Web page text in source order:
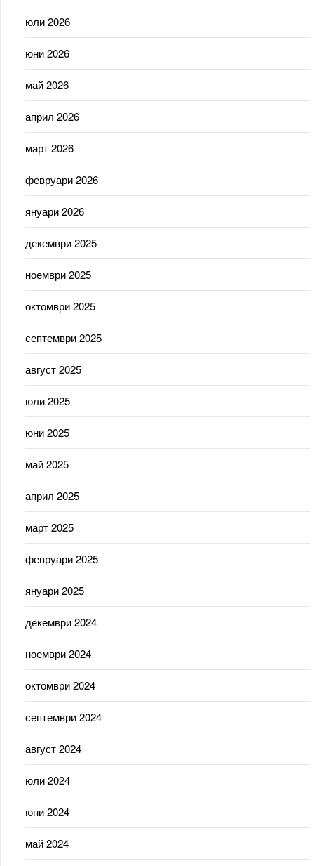
юли 2026
юни 2026
май 2026
април 2026
март 2026
февруари 2026
януари 2026
декември 2025
ноември 2025
октомври 2025
септември 2025
август 2025
юли 2025
юни 2025
май 2025
април 2025
март 2025
февруари 2025
януари 2025
декември 2024
ноември 2024
октомври 2024
септември 2024
август 2024
юли 2024
юни 2024
май 2024